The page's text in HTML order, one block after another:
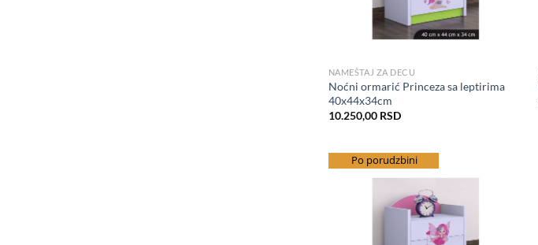
NAMEŠTAJ ZA DECU
Noćni ormarić Princeza sa leptirima
40x44x34cm
10.250,00 RSD
besplatna dostava
Po porudzbini
Add to Wishlist